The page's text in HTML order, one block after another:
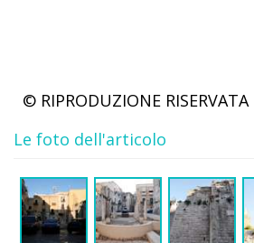
© RIPRODUZIONE RISERVATA
Le foto dell'articolo